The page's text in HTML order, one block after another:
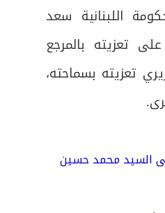
اللبنانية سعد
تعزيته بالمرجع
تعزيته بسماحته،
السيد محمد حسين